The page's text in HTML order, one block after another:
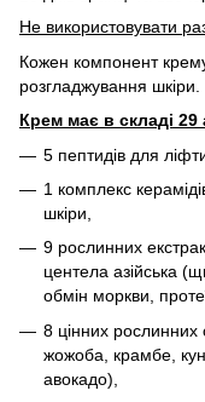
Не використовувати
Кожен компонент
розгладжування шкіри.
Крем має в складі 29
5 пептидів для
1 комплекс
шкіри,
9 рослинних
центела азійська
обмін моркви,
8 цінних рослинних
жожоба, крамбе,
авокадо),